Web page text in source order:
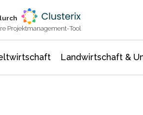
Projektmanagement-Tool
Landwirtschaft &